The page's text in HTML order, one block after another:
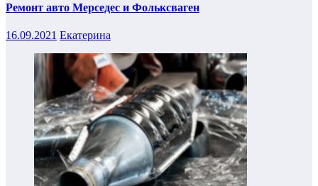
Ремонт авто Мерседес и Фольксваген
16.09.2021 Екатерина